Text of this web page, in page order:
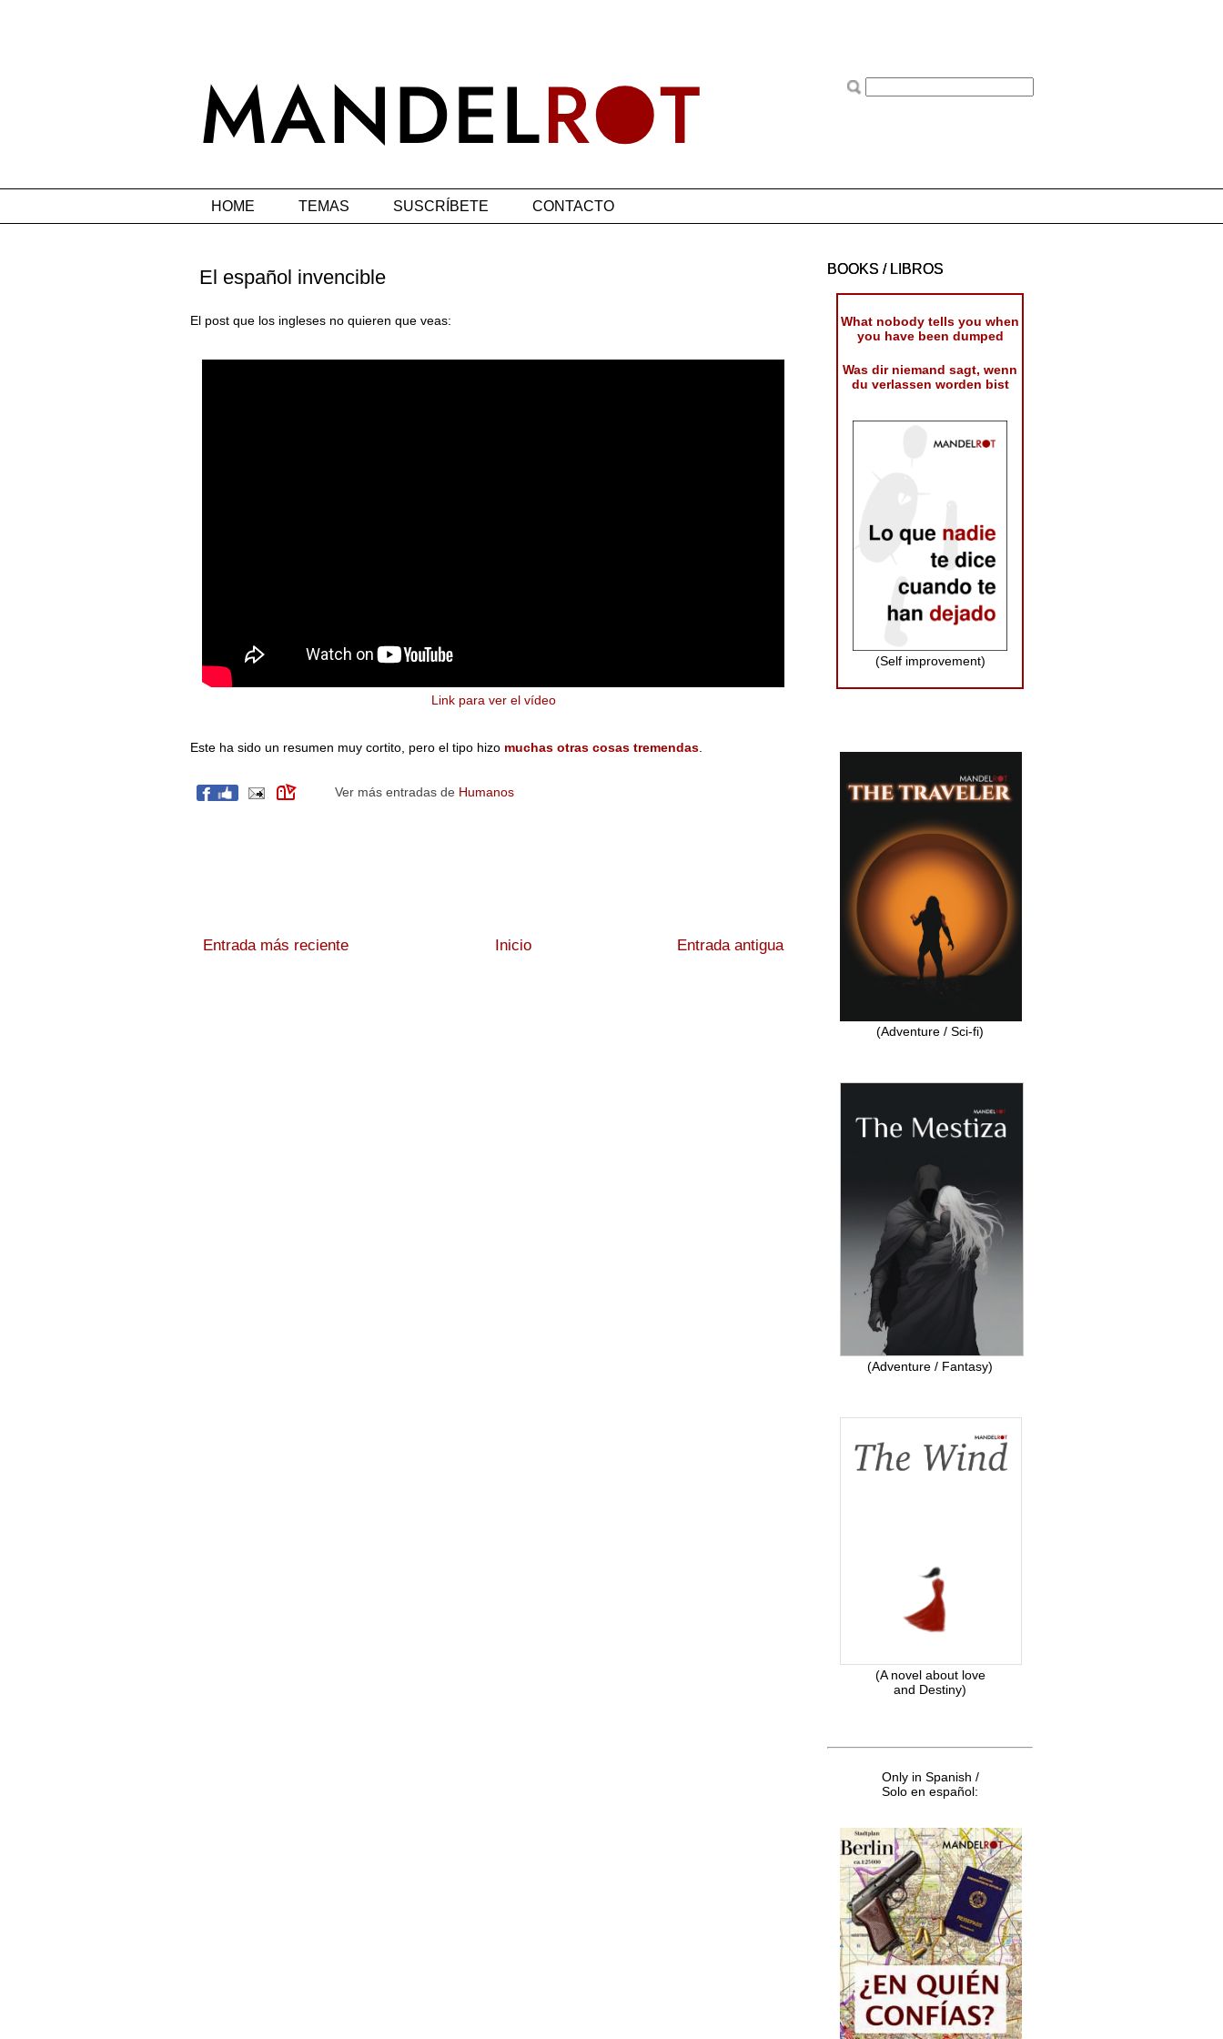
HOME TEMAS SUSCRÍBETE CONTACTO
El español invencible
El post que los ingleses no quieren que veas:
Link para ver el vídeo
Este ha sido un resumen muy cortito, pero el tipo hizo muchas otras cosas tremendas
Ver más entradas de Humanos
Entrada más reciente Entrada antigua
Inicio
BOOKS / LIBROS
What nobody tells you when
you have been dumped
Was dir niemand sagt, wenn
du verlassen worden bist
(Self improvement)
(Adventure / Sci-fi)
(Adventure / Fantasy)
(A novel about love
and Destiny)
Only in Spanish /
Solo en español: